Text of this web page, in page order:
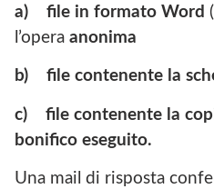
a) file in formato Word
l’opera anonima
b) file contenente la
c) file contenente la
bonifico eseguito.
Una mail di risposta